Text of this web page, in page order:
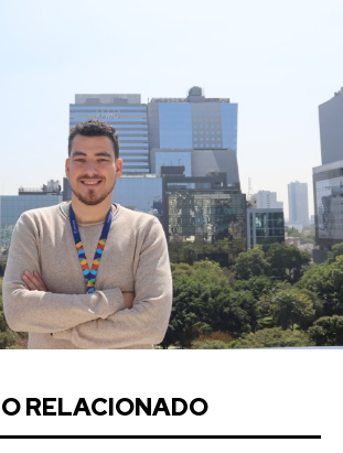
RELACIONADO